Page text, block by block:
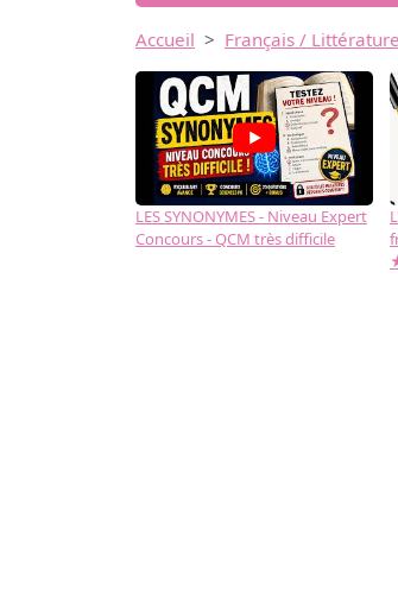
Accueil Français / Littérature
LES SYNONYMES - Niveau Expert
Concours - QCM très difficile